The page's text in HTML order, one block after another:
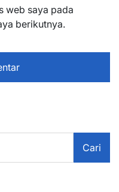
web saya pada
berikutnya.
Cari